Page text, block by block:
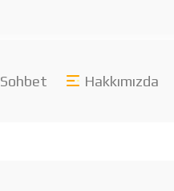
Sohbet Hakkımızda